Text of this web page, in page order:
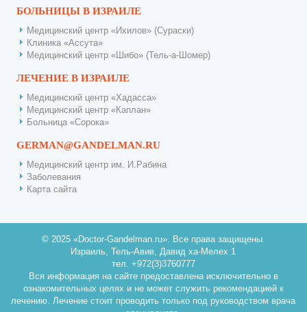
БОЛЬНИЦЫ В ИЗРАИЛЕ
Медицинский центр «Ихилов» (Сураски)
Клиника «Ассута»
Медицинский центр «Шибо» (Тель-а-Шомер)
ЛЕЧЕНИЕ В ИЗРАИЛЕ
Медицинский центр «Хадасса»
Медицинский центр «Каплан»
Больница «Сорока»
GERMAN@GANDELMAN.RU
Медицинский центр им. И.Рабина
Заболевания
Карта сайта
© 2025 «Doctor-Gandelman.ru». Все права защищены.
Израиль, Тель-Авив, Давид ха-Мелех 1
тел. +972(3)3760777
Вся информация на сайте предоставлена исключительно в
ознакомительных целях и не может служить рекомендацией к
лечению. Лечение стоит проводить только под руководством врача